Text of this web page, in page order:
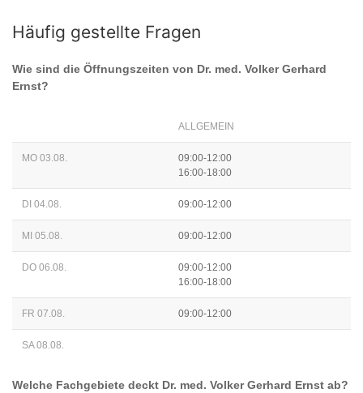
Häufig gestellte Fragen
Wie sind die Öffnungszeiten von Dr. med. Volker Gerhard
Ernst?
ALLGEMEIN
MO 03.08.
09:00-12:00
16:00-18:00
DI 04.08. 09:00-12:00
MI 05.08. 09:00-12:00
DO 06.08.
09:00-12:00
16:00-18:00
FR 07.08. 09:00-12:00
SA 08.08.
Welche Fachgebiete deckt Dr. med. Volker Gerhard Ernst ab?